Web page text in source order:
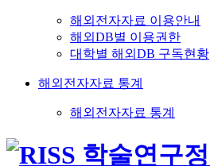
해외전자자료 이용안내
해외DB별 이용권한
대학별 해외DB 구독현황
해외전자자료 통계
해외전자자료 통계